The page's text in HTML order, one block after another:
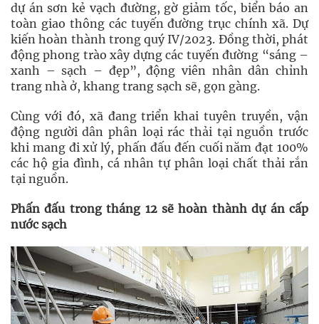
dự án sơn kẻ vạch đường, gờ giảm tốc, biển báo an
toàn giao thông các tuyến đường trục chính xã. Dự
kiến hoàn thành trong quý IV/2023. Đồng thời, phát
động phong trào xây dựng các tuyến đường “sáng –
xanh – sạch – đẹp”, động viên nhân dân chỉnh
trang nhà ở, khang trang sạch sẽ, gọn gàng.
Cùng với đó, xã đang triển khai tuyên truyền, vận
động người dân phân loại rác thải tại nguồn trước
khi mang đi xử lý, phấn đấu đến cuối năm đạt 100%
các hộ gia đình, cá nhân tự phân loại chất thải rắn
tại nguồn.
Phấn đấu trong tháng 12 sẽ hoàn thành dự án cấp
nước sạch